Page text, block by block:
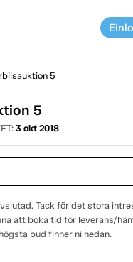
5
5
3 okt 2018
Tack för det stora
att boka tid för leverans/
bud finner ni nedan.